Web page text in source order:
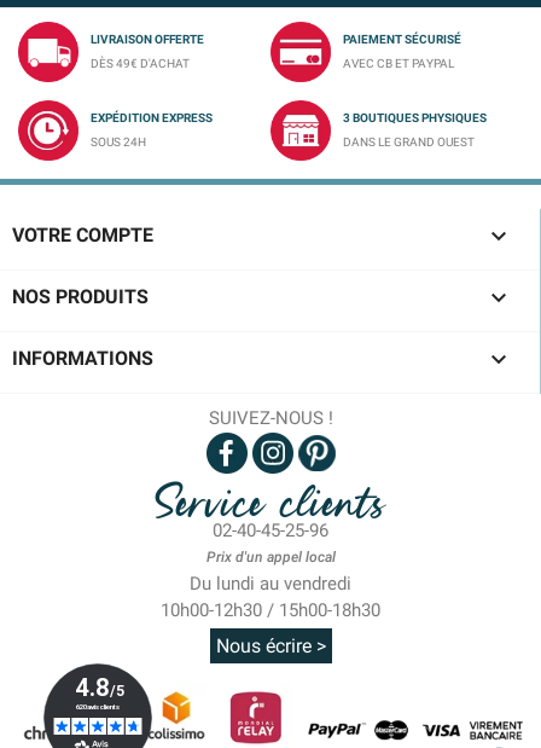
LIVRAISON OFFERTE
DÈS 49€ D'ACHAT
PAIEMENT SÉCURISÉ
AVEC CB ET PAYPAL
EXPÉDITION EXPRESS
SOUS 24H
3 BOUTIQUES PHYSIQUES
DANS LE GRAND OUEST
VOTRE COMPTE 
NOS PRODUITS 
INFORMATIONS 
SUIVEZ-NOUS !
Service clients
02-40-45-25-96
Prix d'un appel local
Du lundi au vendredi
10h00-12h30 / 15h00-18h30
Nous écrire >